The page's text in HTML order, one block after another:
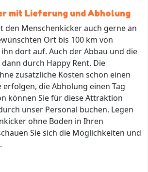
mit Lieferung und Abholung
den Menschenkicker auch gerne an
Ort bis 100 km von
dort auf. Auch der Abbau und die
durch Happy Rent. Die
zusätzliche Kosten schon einen
erfolgen, die Abholung einen Tag
können Sie für diese Attraktion
unser Personal buchen. Legen
ohne Boden in Ihren
Sie sich die Möglichkeiten und